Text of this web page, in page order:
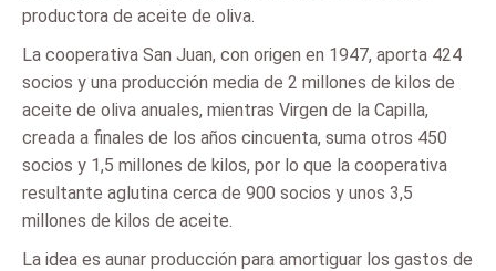
productora de aceite de oliva.
La cooperativa San Juan, con origen en 1947, aporta 424
socios y una producción media de 2 millones de kilos de
aceite de oliva anuales, mientras Virgen de la Capilla,
creada a finales de los años cincuenta, suma otros 450
socios y 1,5 millones de kilos, por lo que la cooperativa
resultante aglutina cerca de 900 socios y unos 3,5
millones de kilos de aceite.
La idea es aunar producción para amortiguar los gastos de